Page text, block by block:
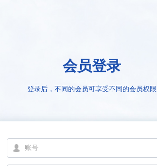
넙
会员登录
登录后，不同的会员可享受不同的会员权限